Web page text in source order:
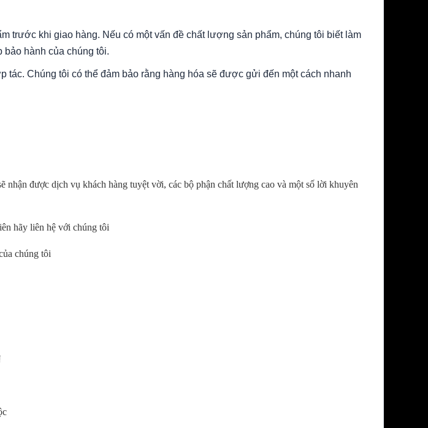
trước khi giao hàng. Nếu có một vấn đề chất lượng sản phẩm, chúng tôi biết làm
hành của chúng tôi.
Chúng tôi có thể đảm bảo rằng hàng hóa sẽ được gửi đến một cách nhanh
nhận được dịch vụ khách hàng tuyệt vời, các bộ phận chất lượng cao và một số lời khuyên
hãy liên hệ với chúng tôi
chúng tôi